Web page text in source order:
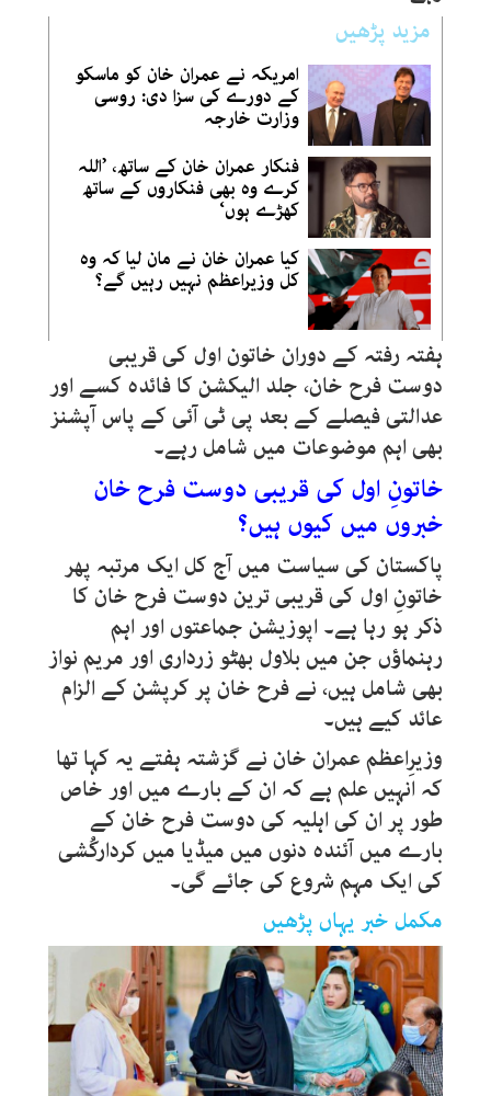
مزید پڑھیں
امریکہ نے عمران خان کو ماسکو
کے دورے کی سزا دی: روسی
وزارت خارجہ
فنکار عمران خان کے ساتھ، ’اللہ
کرے وہ بھی فنکاروں کے ساتھ
کھڑے ہوں‘
کیا عمران خان نے مان لیا کہ وہ
کل وزیراعظم نہیں رہیں گے؟
ہفتہ رفتہ کے دوران خاتون اول کی قریبی
دوست فرح خان، جلد الیکشن کا فائدہ کسے اور
عدالتی فیصلے کے بعد پی ٹی آئی کے پاس آپشنز
بھی اہم موضوعات میں شامل رہے۔
خاتونِ اول کی قریبی دوست فرح خان
خبروں میں کیوں ہیں؟
پاکستان کی سیاست میں آج کل ایک مرتبہ پھر
خاتونِ اول کی قریبی ترین دوست فرح خان کا
ذکر ہو رہا ہے۔ اپوزیشن جماعتوں اور اہم
رہنماؤں جن میں بلاول بھٹو زرداری اور مریم نواز
بھی شامل ہیں، نے فرح خان پر کرپشن کے الزام
عائد کیے ہیں۔
وزیرِاعظم عمران خان نے گزشتہ ہفتے یہ کہا تھا
کہ انہیں علم ہے کہ ان کے بارے میں اور خاص
طور پر ان کی اہلیہ کی دوست فرح خان کے
بارے میں آئندہ دنوں میں میڈیا میں کردارکُشی
کی ایک مہم شروع کی جائے گی۔
مکمل خبر یہاں پڑھیں